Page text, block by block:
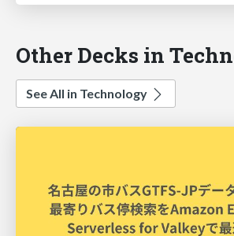
Other Decks in
See All in Technology